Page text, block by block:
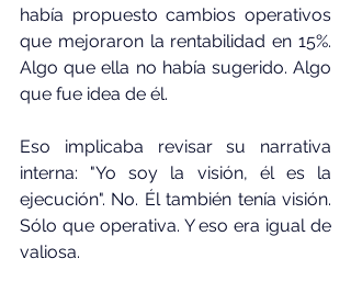
había propuesto cambios operativos
que mejoraron la rentabilidad en 15%.
Algo que ella no había sugerido. Algo
que fue idea de él.
Eso implicaba revisar su narrativa
interna: "Yo soy la visión, él es la
ejecución". No. Él también tenía visión.
Sólo que operativa. Y eso era igual de
valiosa.